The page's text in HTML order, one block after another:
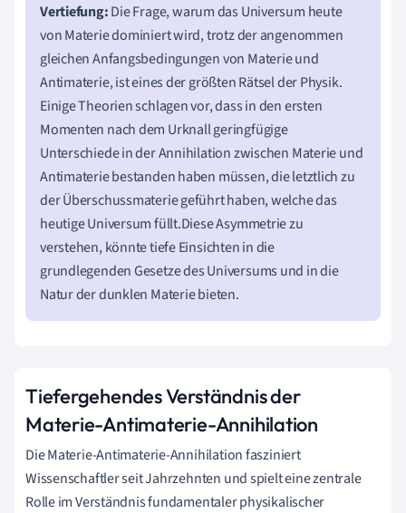
Vertiefung:Die Frage, warum das Universum heute
von Materie dominiert wird, trotz der angenommen
gleichen Anfangsbedingungen von Materie und
Antimaterie, ist eines der größten Rätsel der Physik.
Einige Theorien schlagen vor, dass in den ersten
Momenten nach dem Urknall geringfügige
Unterschiede in der Annihilation zwischen Materie und
Antimaterie bestanden haben müssen, die letztlich zu
der Überschussmaterie geführt haben, welche das
heutige Universum füllt.Diese Asymmetrie zu
verstehen, könnte tiefe Einsichten in die
grundlegenden Gesetze des Universums und in die
Natur der dunklen Materie bieten.
Tiefergehendes Verständnis der
Materie-Antimaterie-Annihilation
Die Materie-Antimaterie-Annihilation fasziniert
Wissenschaftler seit Jahrzehnten und spielt eine zentrale
Rolle im Verständnis fundamentaler physikalischer